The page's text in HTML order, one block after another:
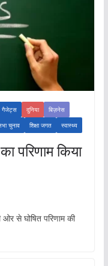
गैजेट्स दुनिया
बिज़नेस
चुनाव शिक्षा जगत स्वास्थ्य
परिणाम किया
से घोषित परिणाम की